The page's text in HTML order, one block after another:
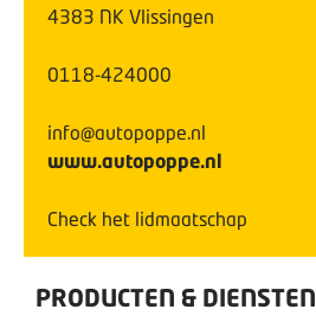
4383 NK Vlissingen
0118-424000
info@autopoppe.nl
www.autopoppe.nl
Check het lidmaatschap
PRODUCTEN & DIENSTEN